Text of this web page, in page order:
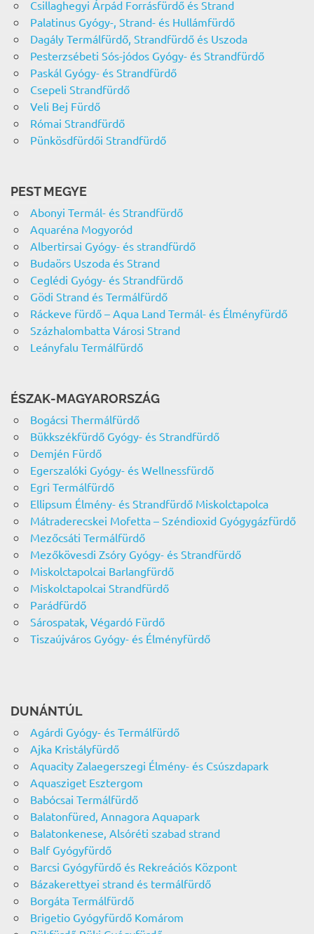
Csillaghegyi Árpád Forrásfürdő és Strand
Palatinus Gyógy-, Strand- és Hullámfürdő
Dagály Termálfürdő, Strandfürdő és Uszoda
Pesterzsébeti Sós-jódos Gyógy- és Strandfürdő
Paskál Gyógy- és Strandfürdő
Csepeli Strandfürdő
Veli Bej Fürdő
Római Strandfürdő
Pünkösdfürdői Strandfürdő
PEST MEGYE
Abonyi Termál- és Strandfürdő
Aquaréna Mogyoród
Albertirsai Gyógy- és strandfürdő
Budaörs Uszoda és Strand
Ceglédi Gyógy- és Strandfürdő
Gödi Strand és Termálfürdő
Ráckeve fürdő – Aqua Land Termál- és Élményfürdő
Százhalombatta Városi Strand
Leányfalu Termálfürdő
ÉSZAK-MAGYARORSZÁG
Bogácsi Thermálfürdő
Bükkszékfürdő Gyógy- és Strandfürdő
Demjén Fürdő
Egerszalóki Gyógy- és Wellnessfürdő
Egri Termálfürdő
Ellipsum Élmény- és Strandfürdő Miskolctapolca
Mátraderecskei Mofetta – Széndioxid Gyógygázfürdő
Mezőcsáti Termálfürdő
Mezőkövesdi Zsóry Gyógy- és Strandfürdő
Miskolctapolcai Barlangfürdő
Miskolctapolcai Strandfürdő
Parádfürdő
Sárospatak, Végardó Fürdő
Tiszaújváros Gyógy- és Élményfürdő
DUNÁNTÚL
Agárdi Gyógy- és Termálfürdő
Ajka Kristályfürdő
Aquacity Zalaegerszegi Élmény- és Csúszdapark
Aquasziget Esztergom
Babócsai Termálfürdő
Balatonfüred, Annagora Aquapark
Balatonkenese, Alsóréti szabad strand
Balf Gyógyfürdő
Barcsi Gyógyfürdő és Rekreációs Központ
Bázakerettyei strand és termálfürdő
Borgáta Termálfürdő
Brigetio Gyógyfürdő Komárom